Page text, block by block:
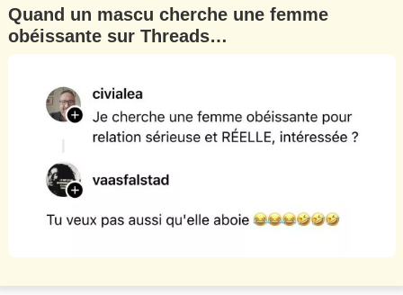
Quand un mascu cherche une femme
obéissante sur Threads…